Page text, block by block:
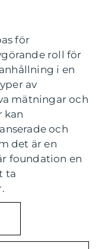
för
roll för
i en
av
mätningar och
kan
och
det är en
foundation en
ta